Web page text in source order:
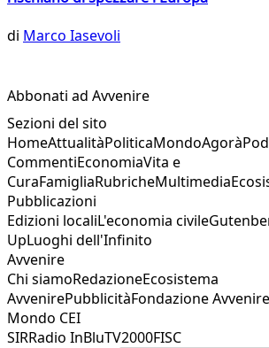
di Marco Iasevoli
Abbonati ad Avvenire
Sezioni del sito
HomeAttualitàPoliticaMondoAgorà
CommentiEconomiaVita e
CuraFamigliaRubricheMultimedia
Pubblicazioni
Edizioni localiL'economia civile
UpLuoghi dell'Infinito
Avvenire
Chi siamoRedazioneEcosistema
AvvenirePubblicitàFondazione Avvenire
Mondo CEI
SIRRadio InBluTV2000FISC